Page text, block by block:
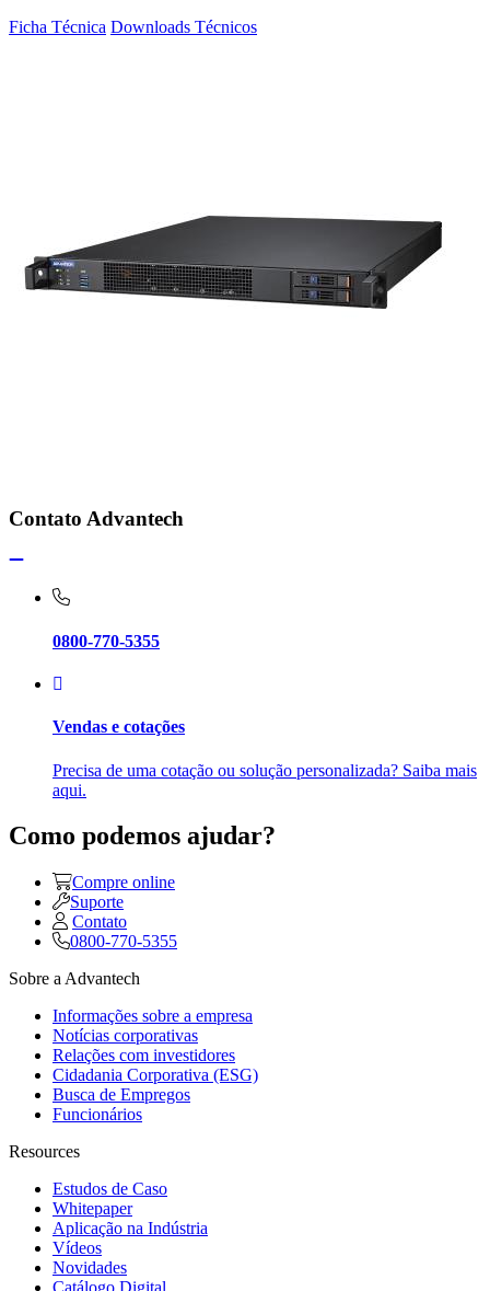
Ficha Técnica Downloads Técnicos
Contato Advantech
0800-770-5355
Vendas e cotações
Precisa de uma cotação ou solução personalizada? Saiba mais
aqui.
Como podemos ajudar?
Compre online
Suporte
Contato
0800-770-5355
Sobre a Advantech
Informações sobre a empresa
Notícias corporativas
Relações com investidores
Cidadania Corporativa (ESG)
Busca de Empregos
Funcionários
Resources
Estudos de Caso
Whitepaper
Aplicação na Indústria
Vídeos
Novidades